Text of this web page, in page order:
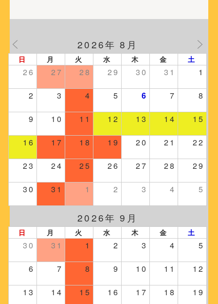
2026年 8月
日 月 火 水 木 金 土
26 27 28 29 30 31 1
2 3 4 5 6 7 8
9 10 11 12 13 14 15
16 17 18 19 20 21 22
23 24 25 26 27 28 29
30 31 1 2 3 4 5
2026年 9月
日 月 火 水 木 金 土
30 31 1 2 3 4 5
6 7 8 9 10 11 12
13 14 15 16 17 18 19